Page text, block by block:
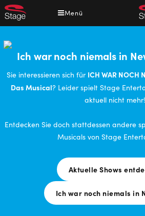
Direkt
zum
Menü
Ich war noch niemals in
Sie interessieren sich für ICH WAR NOCH
Das Musical? Leider spielt Stage
aktuell nicht mehr!
Entdecken Sie doch stattdessen andere
Musicals von Stage
Aktuelle Shows
Ich war noch niemals in